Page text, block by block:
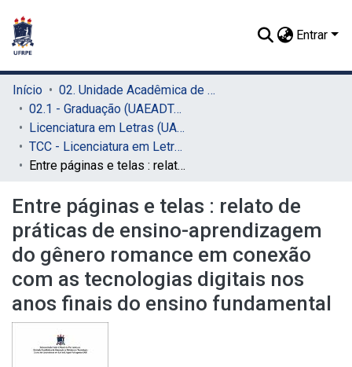
Entrar
Início
02. Unidade Acadêmica de Educação a Distância e Tecnologia (UAEADTec)
02.1 - Graduação (UAEADTec)
Licenciatura em Letras (UAEADTec)
TCC - Licenciatura em Letras (UAEADTec)
Entre páginas e telas : relato de práticas de ensino-aprendizagem do gênero romance em conexão com as tecnologias digitais nos anos finais do ensino fundamental
Entre páginas e telas : relato de
práticas de ensino-aprendizagem
do gênero romance em conexão
com as tecnologias digitais nos
anos finais do ensino fundamental